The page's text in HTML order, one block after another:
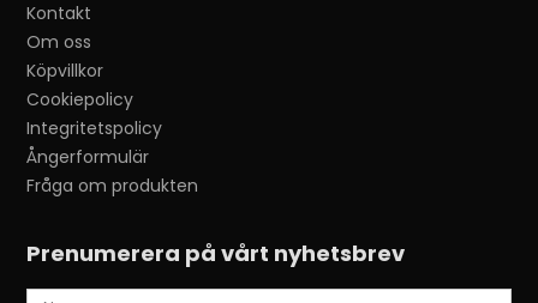
Kontakt
Om oss
Köpvillkor
Cookiepolicy
Integritetspolicy
Ångerformulär
Fråga om produkten
Prenumerera på vårt nyhetsbrev